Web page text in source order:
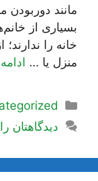
مانند دوربودن
بسیاری از
خانه را
منزل یا … ادامه
دسته‌ها
دیدگاهتان